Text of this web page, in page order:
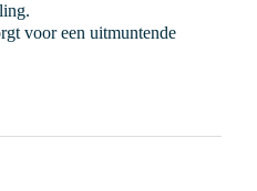
voor een uitmuntende